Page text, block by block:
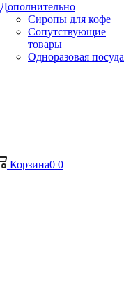
Дополнительно
Сиропы для кофе
Сопутствующие
товары
Одноразовая посуда
Корзина0 0